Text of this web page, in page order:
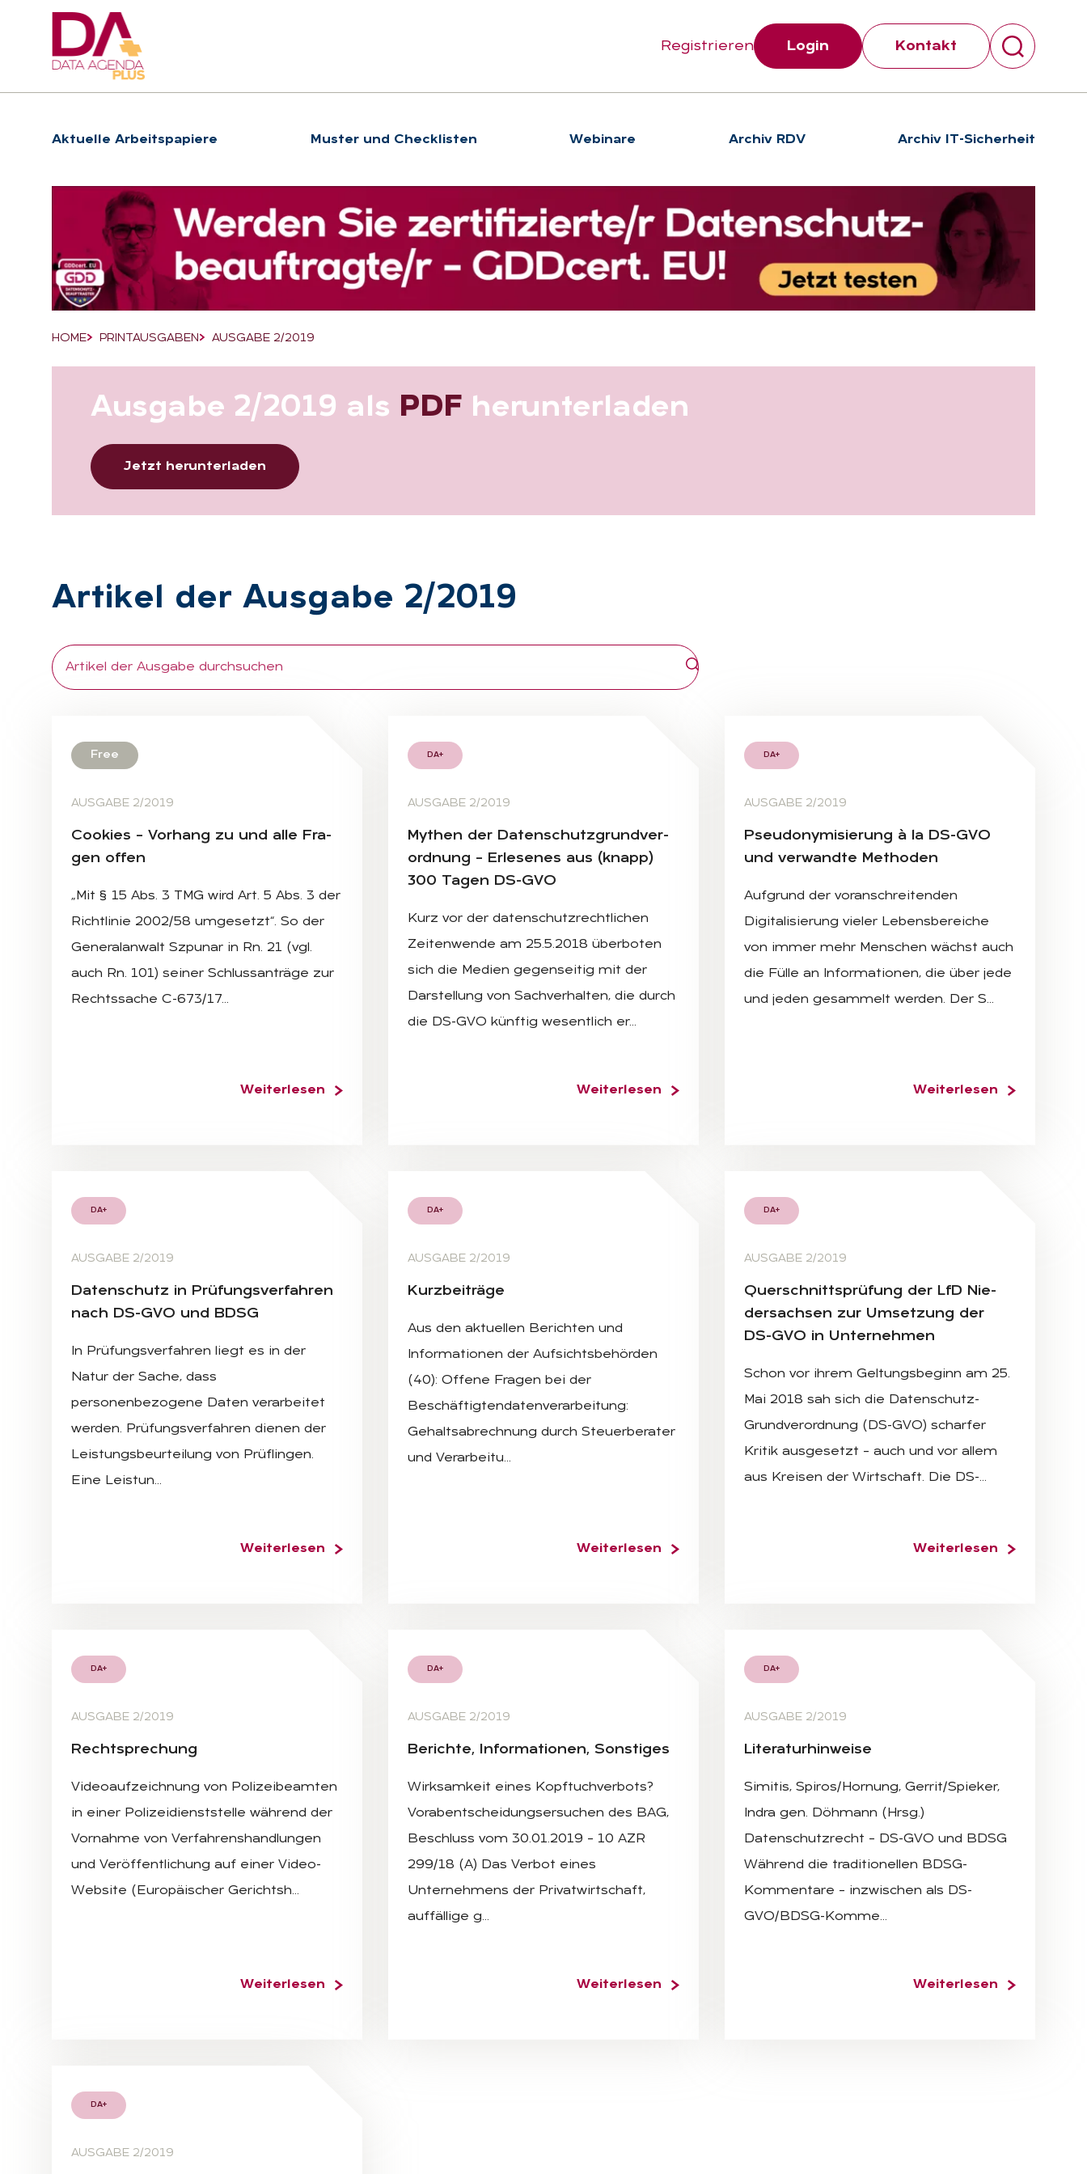
Suchfeld
Suchen
Registrieren Login Kontakt
Hauptnavigation
Ak­tu­el­le Ar­beits­pa­pie­re Muster und Checklisten We­bi­na­re Archiv RDV Archiv IT-Sicherheit
Breadcrumb-Navigation
HOME PRINTAUSGABEN AUSGABE 2/2019
Aus­ga­be 2/2019 als PDF her­un­ter­la­den
Jetzt herunterladen
Ar­ti­kel der Aus­ga­be 2/2019
Free
AUSGABE 2/2019
Coo­kies – Vor­hang zu und alle Fra­
gen of­fen
„Mit § 15 Abs. 3 TMG wird Art. 5 Abs. 3 der
Richtlinie 2002/58 umgesetzt“. So der
Generalanwalt Szpunar in Rn. 21 (vgl.
auch Rn. 101) seiner Schlussanträge zur
Rechtssache C-673/17…
Weiterlesen
DA+
AUSGABE 2/2019
My­then der Da­ten­schutz­grund­ver­
ord­nung – Er­le­se­nes aus (knapp)
300 Ta­gen DS-GVO
Kurz vor der datenschutzrechtlichen
Zeitenwende am 25.5.2018 überboten
sich die Medien gegenseitig mit der
Darstellung von Sachverhalten, die durch
die DS-GVO künftig wesentlich er…
Weiterlesen
DA+
AUSGABE 2/2019
Pseud­ony­mi­sie­rung à la DS-GVO
und ver­wand­te Me­tho­den
Aufgrund der voranschreitenden
Digitalisierung vieler Lebensbereiche
von immer mehr Menschen wächst auch
die Fülle an Informationen, die über jede
und jeden gesammelt werden. Der S…
Weiterlesen
DA+
AUSGABE 2/2019
Da­ten­schutz in Prü­fungs­ver­fah­ren
nach DS-GVO und BDSG
In Prüfungsverfahren liegt es in der
Natur der Sache, dass
personenbezogene Daten verarbeitet
werden. Prüfungsverfahren dienen der
Leistungsbeurteilung von Prüflingen.
Eine Leistun…
Weiterlesen
DA+
AUSGABE 2/2019
Kurz­bei­trä­ge
Aus den aktuellen Berichten und
Informationen der Aufsichtsbehörden
(40): Offene Fragen bei der
Beschäftigtendatenverarbeitung:
Gehaltsabrechnung durch Steuerberater
und Verarbeitu…
Weiterlesen
DA+
AUSGABE 2/2019
Quer­schnitts­prü­fung der LfD Nie­
der­sach­sen zur Um­set­zung der
DS-GVO in Un­ter­neh­men
Schon vor ihrem Geltungsbeginn am 25.
Mai 2018 sah sich die Datenschutz-
Grundverordnung (DS-GVO) scharfer
Kritik ausgesetzt – auch und vor allem
aus Kreisen der Wirtschaft. Die DS-…
Weiterlesen
DA+
AUSGABE 2/2019
Recht­spre­chung
Videoaufzeichnung von Polizeibeamten
in einer Polizeidienststelle während der
Vornahme von Verfahrenshandlungen
und Veröffentlichung auf einer Video-
Website (Europäischer Gerichtsh…
Weiterlesen
DA+
AUSGABE 2/2019
Be­rich­te, In­for­ma­tio­nen, Sons­ti­ges
Wirksamkeit eines Kopftuchverbots?
Vorabentscheidungsersuchen des BAG,
Beschluss vom 30.01.2019 – 10 AZR
299/18 (A) Das Verbot eines
Unternehmens der Privatwirtschaft,
auffällige g…
Weiterlesen
DA+
AUSGABE 2/2019
Li­te­ra­tur­hin­wei­se
Simitis, Spiros/Hornung, Gerrit/Spieker,
Indra gen. Döhmann (Hrsg.)
Datenschutzrecht – DS-GVO und BDSG
Während die traditionellen BDSG-
Kommentare – inzwischen als DS-
GVO/BDSG-Komme…
Weiterlesen
DA+
AUSGABE 2/2019